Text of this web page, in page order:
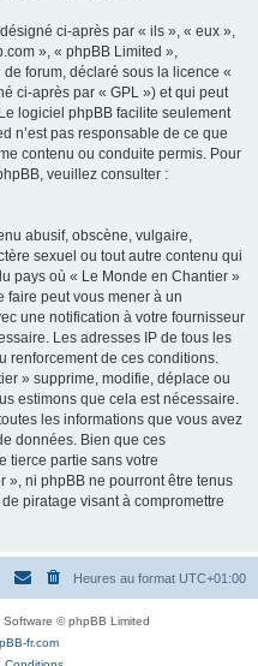
ci-après par « ils », « eux »,
», « phpBB Limited »,
forum, déclaré sous la licence «
ci-après par « GPL ») et qui peut
logiciel phpBB facilite seulement
n’est pas responsable de ce que
contenu ou conduite permis. Pour
veuillez consulter :
abusif, obscène, vulgaire,
sexuel ou tout autre contenu qui
pays où « Le Monde en Chantier »
faire peut vous mener à un
une notification à votre fournisseur
Les adresses IP de tous les
renforcement de ces conditions.
» supprime, modifie, déplace ou
estimons que cela est nécessaire.
les informations que vous avez
données. Bien que ces
tierce partie sans votre
», ni phpBB ne pourront être tenus
piratage visant à compromettre
Heures au format UTC+01:00
Software © phpBB Limited
fr.com